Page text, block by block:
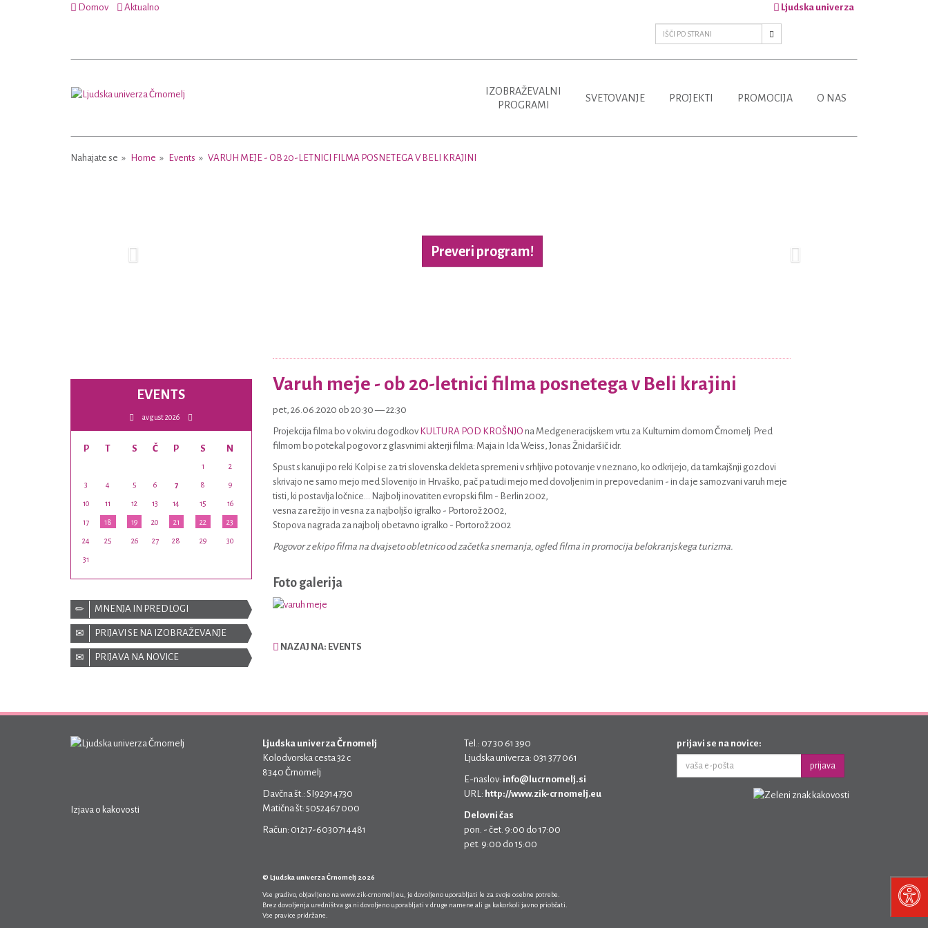
Domov Aktualno Ljudska univerza
IZOBRAŽEVALNI
PROGRAMI
SVETOVANJE PROJEKTI PROMOCIJA O NAS
Nahajate se Home Events VARUH MEJE - OB 20-LETNICI FILMA POSNETEGA V BELI KRAJINI
Preveri program!
Varuh meje - ob 20-letnici filma posnetega v Beli krajini
pet, 26.06.2020 ob 20:30 — 22:30
Projekcija filma bo v okviru dogodkov KULTURA POD KROŠNJO na Medgeneracijskem vrtu za Kulturnim domom Črnomelj. Pred
filmom bo potekal pogovor z glasvnimi akterji filma: Maja in Ida Weiss, Jonas Žnidaršič idr.
Spust s kanuji po reki Kolpi se za tri slovenska dekleta spremeni v srhljivo potovanje v neznano, ko odkrijejo, da tamkajšnji gozdovi
skrivajo ne samo mejo med Slovenijo in Hrvaško, pač pa tudi mejo med dovoljenim in prepovedanim - in da je samozvani varuh meje
tisti, ki postavlja ločnice... Najbolj inovatiten evropski film - Berlin 2002,
vesna za režijo in vesna za najboljšo igralko - Portorož 2002,
Stopova nagrada za najbolj obetavno igralko - Portorož 2002
Pogovor z ekipo filma na dvajseto obletnico od začetka snemanja, ogled filma in promocija belokranjskega turizma.
Foto galerija
NAZAJ NA: EVENTS
EVENTS
avgust 2026
P T S Č P S N
1 2
3 4 5 6 7 8 9
10 11 12 13 14 15 16
17 18 19 20 21 22 23
24 25 26 27 28 29 30
31
MNENJA IN PREDLOGI
PRIJAVI SE NA IZOBRAŽEVANJE
PRIJAVA NA NOVICE
Izjava o kakovosti
Ljudska univerza Črnomelj
Kolodvorska cesta 32 c
8340 Črnomelj
Davčna št.: SI92914730
Matična št: 5052467 000
Račun: 01217-6030714481
Tel.: 07 30 61 390
Ljudska univerza: 031 377 061
E-naslov: info@lucrnomelj.si
URL: http://www.zik-crnomelj.eu
Delovni čas
pon. - čet. 9:00 do 17:00
pet. 9:00 do 15:00
© Ljudska univerza Črnomelj 2026
Vse gradivo, objavljeno na www.zik-crnomelj.eu , je dovoljeno uporabljati le za svoje osebne potrebe.
Brez dovoljenja uredništva ga ni dovoljeno uporabljati v druge namene ali ga kakorkoli javno priobčati.
Vse pravice pridržane.
prijavi se na novice:
prijava